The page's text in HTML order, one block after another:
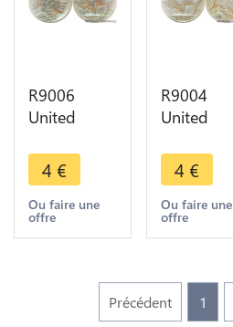
R9006
United
5 Cents
Buffalo
1937 ->
Make offer
4 €
Ou faire une
offre
R9004
United
5 Cents
Buffalo
1937 ->
Make offer
4 €
Ou faire une
offre
Précédent 1